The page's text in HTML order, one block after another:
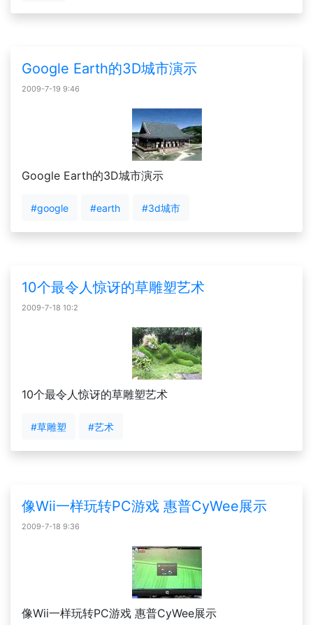
Google Earth的3D城市演示
2009-7-19 9:46
Google Earth的3D城市演示
#google #earth #3d城市
10个最令人惊讶的草雕塑艺术
2009-7-18 10:2
10个最令人惊讶的草雕塑艺术
#草雕塑 #艺术
像Wii一样玩转PC游戏 惠普CyWee展示
2009-7-18 9:36
像Wii一样玩转PC游戏 惠普CyWee展示